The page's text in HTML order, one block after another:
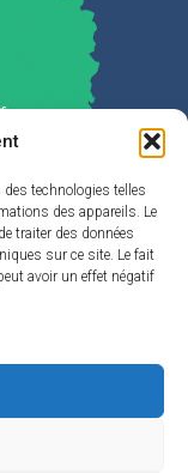
technologies telles
des appareils. Le
traiter des données
sur ce site. Le fait
avoir un effet négatif
de vie